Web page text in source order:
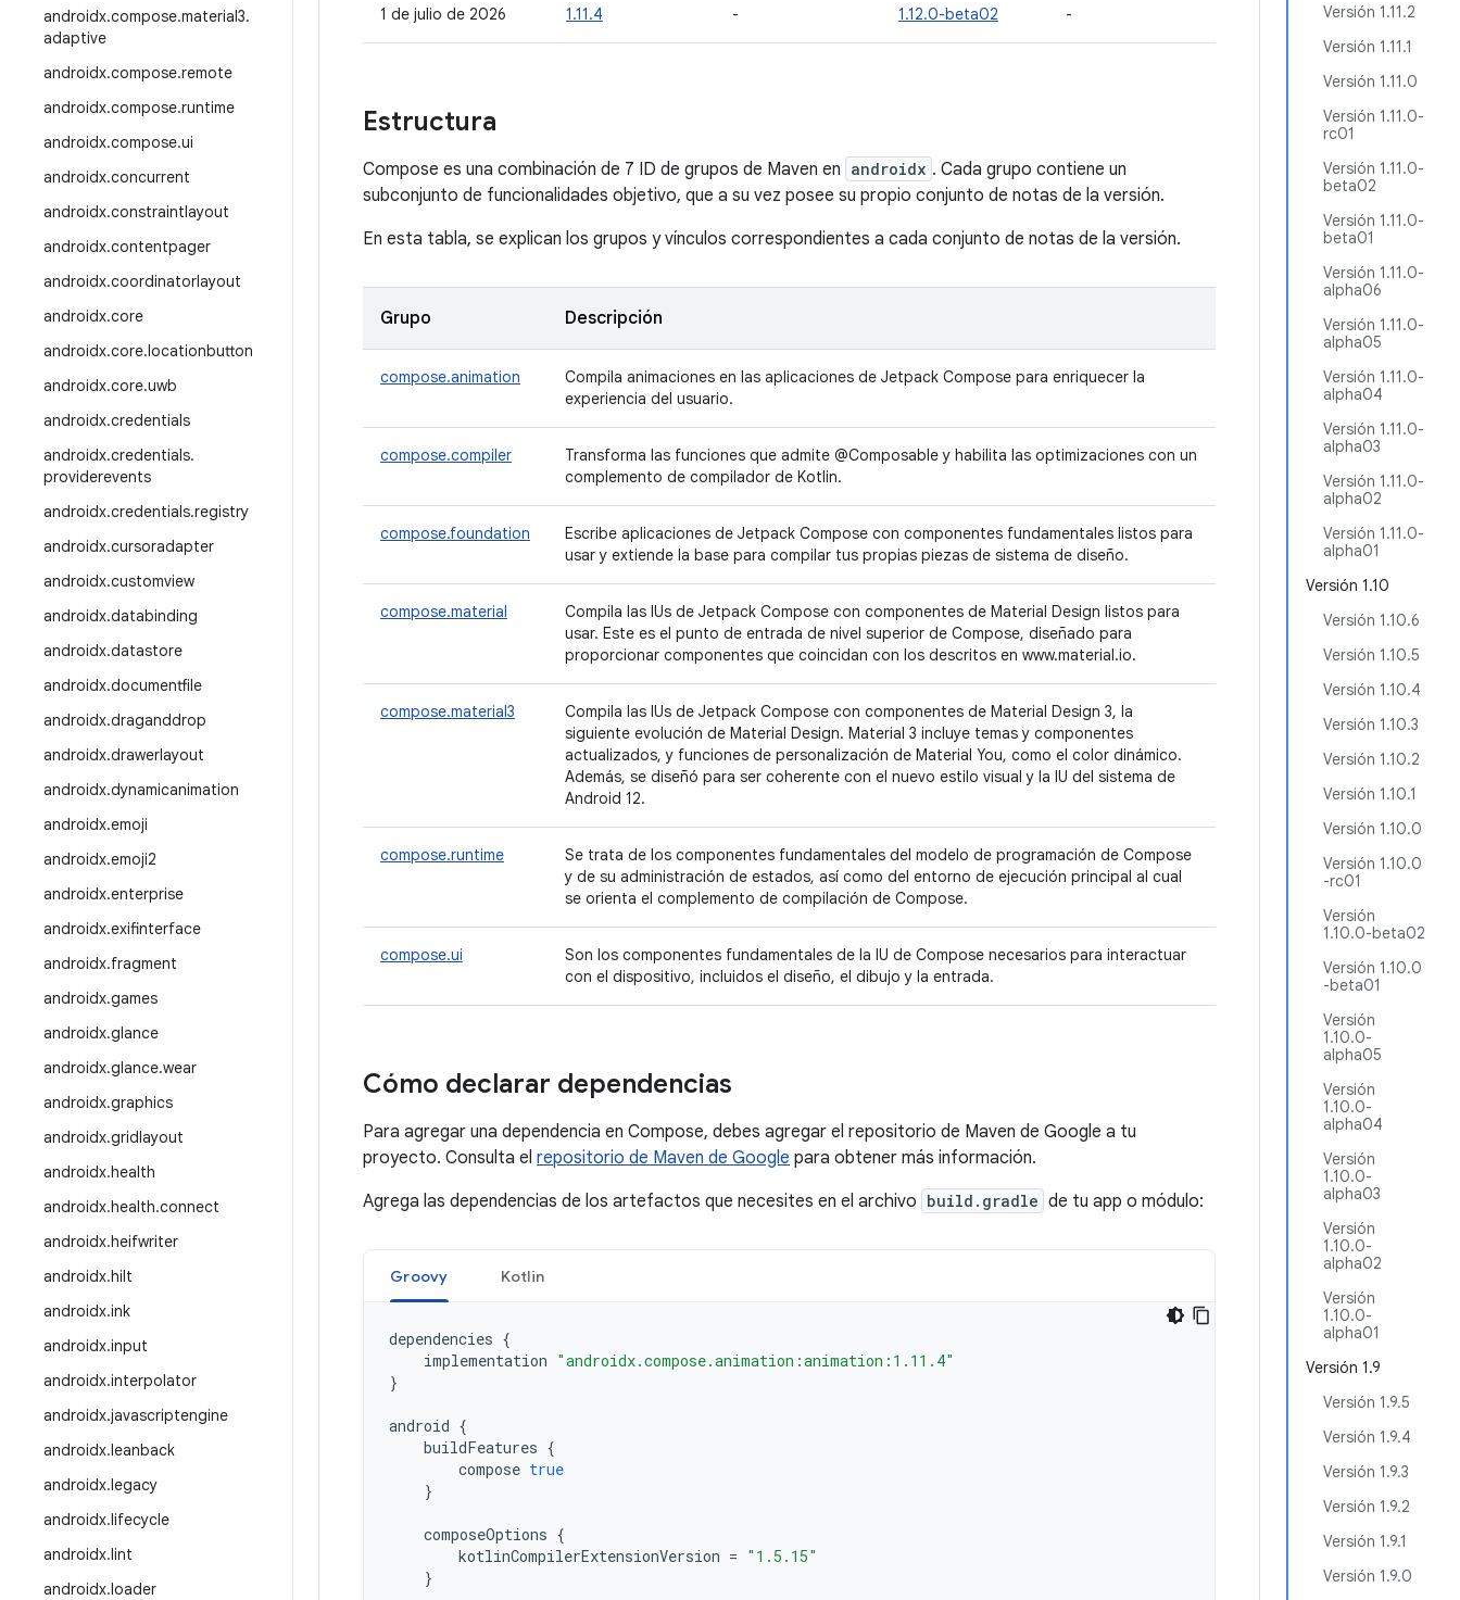
androidx.compose.material3.
adaptive
androidx.compose.remote
androidx.compose.runtime
androidx.compose.ui
androidx.concurrent
androidx.constraintlayout
androidx.contentpager
androidx.coordinatorlayout
androidx.core
androidx.core.locationbutton
androidx.core.uwb
androidx.credentials
androidx.credentials.
providerevents
androidx.credentials.registry
androidx.cursoradapter
androidx.customview
androidx.databinding
androidx.datastore
androidx.documentfile
androidx.draganddrop
androidx.drawerlayout
androidx.dynamicanimation
androidx.emoji
androidx.emoji2
androidx.enterprise
androidx.exifinterface
androidx.fragment
androidx.games
androidx.glance
androidx.glance.wear
androidx.graphics
androidx.gridlayout
androidx.health
androidx.health.connect
androidx.heifwriter
androidx.hilt
androidx.ink
androidx.input
androidx.interpolator
androidx.javascriptengine
androidx.leanback
androidx.legacy
androidx.lifecycle
androidx.lint
androidx.loader
Versión 1.11.2
Versión 1.11.1
Versión 1.11.0
Versión 1.11.0-
rc01
Versión 1.11.0-
beta02
Versión 1.11.0-
beta01
Versión 1.11.0-
alpha06
Versión 1.11.0-
alpha05
Versión 1.11.0-
alpha04
Versión 1.11.0-
alpha03
Versión 1.11.0-
alpha02
Versión 1.11.0-
alpha01
Versión 1.10
Versión 1.10.6
Versión 1.10.5
Versión 1.10.4
Versión 1.10.3
Versión 1.10.2
Versión 1.10.1
Versión 1.10.0
Versión 1.10.0
-rc01
Versión
1.10.0-beta02
Versión 1.10.0
-beta01
Versión
1.10.0-
alpha05
Versión
1.10.0-
alpha04
Versión
1.10.0-
alpha03
Versión
1.10.0-
alpha02
Versión
1.10.0-
alpha01
Versión 1.9
Versión 1.9.5
Versión 1.9.4
Versión 1.9.3
Versión 1.9.2
Versión 1.9.1
Versión 1.9.0
1 de julio de 2026 1.11.4 - 1.12.0-beta02 -
Estructura
Compose es una combinación de 7 ID de grupos de Maven en androidx . Cada grupo contiene un
subconjunto de funcionalidades objetivo, que a su vez posee su propio conjunto de notas de la versión.
En esta tabla, se explican los grupos y vínculos correspondientes a cada conjunto de notas de la versión.
Grupo Descripción
compose.animation
Compila animaciones en las aplicaciones de Jetpack Compose para enriquecer la
experiencia del usuario.
compose.compiler
Transforma las funciones que admite @Composable y habilita las optimizaciones con un
complemento de compilador de Kotlin.
compose.foundation
Escribe aplicaciones de Jetpack Compose con componentes fundamentales listos para
usar y extiende la base para compilar tus propias piezas de sistema de diseño.
compose.material
Compila las IUs de Jetpack Compose con componentes de Material Design listos para
usar. Este es el punto de entrada de nivel superior de Compose, diseñado para
proporcionar componentes que coincidan con los descritos en www.material.io.
compose.material3
Compila las IUs de Jetpack Compose con componentes de Material Design 3, la
siguiente evolución de Material Design. Material 3 incluye temas y componentes
actualizados, y funciones de personalización de Material You, como el color dinámico.
Además, se diseñó para ser coherente con el nuevo estilo visual y la IU del sistema de
Android 12.
compose.runtime
Se trata de los componentes fundamentales del modelo de programación de Compose
y de su administración de estados, así como del entorno de ejecución principal al cual
se orienta el complemento de compilación de Compose.
compose.ui
Son los componentes fundamentales de la IU de Compose necesarios para interactuar
con el dispositivo, incluidos el diseño, el dibujo y la entrada.
Cómo declarar dependencias
Para agregar una dependencia en Compose, debes agregar el repositorio de Maven de Google a tu
proyecto. Consulta el repositorio de Maven de Google para obtener más información.
Agrega las dependencias de los artefactos que necesites en el archivo build.gradle de tu app o módulo:
Groovy Kotlin
dependencies {
implementation "androidx.compose.animation:animation:1.11.4"
}
android {
buildFeatures {
compose true
}
composeOptions {
kotlinCompilerExtensionVersion = "1.5.15"
}